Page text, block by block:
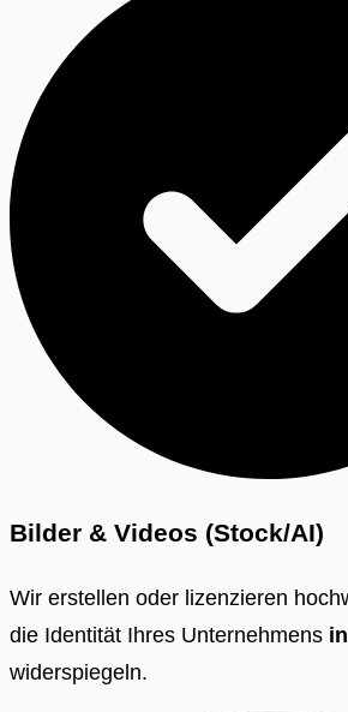
Bilder & Videos (Stock/AI)
Wir erstellen oder lizenzieren
die Identität Ihres Unternehmens in
widerspiegeln.